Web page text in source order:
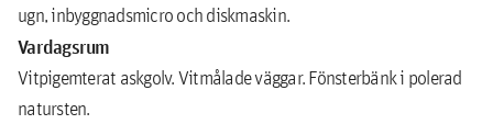
ugn, inbyggnadsmicro och diskmaskin.
Vardagsrum
Vitpigemterat askgolv. Vitmålade väggar. Fönsterbänk i polerad
natursten.